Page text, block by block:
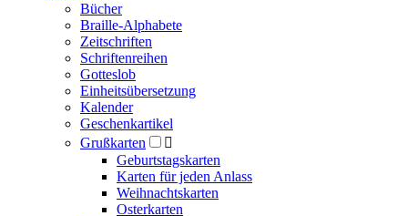
Bücher
Braille-Alphabete
Zeitschriften
Schriftenreihen
Gotteslob
Einheitsübersetzung
Kalender
Geschenkartikel
Grußkarten

Geburtstagskarten
Karten für jeden Anlass
Weihnachtskarten
Osterkarten